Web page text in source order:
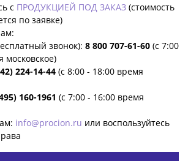
с ПРОДУКЦИЕЙ ПОД ЗАКАЗ (стоимость
по заявке)
звонок): 8 800 707-61-60 (с 7:00
московское)
224-14-44 (с 8:00 - 18:00 время
160-1961 (с 7:00 - 16:00 время
info@procion.ru или воспользуйтесь